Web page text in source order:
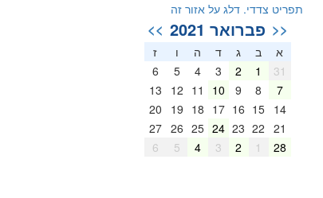
תפריט צדדי. דלג על אזור זה
<< פברואר 2021 >>
א ב ג ד ה ו
ז
31
1
2
3
4
5
6
7
8
9
10
11
12
13
14
15
16
17
18
19
20
21
22
23
24
25
26
27
28
1
2
3
4
5
6